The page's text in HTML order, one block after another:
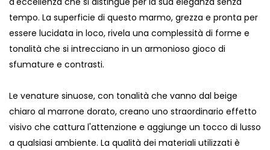
tempo. La superficie di questo marmo, grezza e pronta per
essere lucidata in loco, rivela una complessità di forme e
tonalità che si intrecciano in un armonioso gioco di
sfumature e contrasti.
Le venature sinuose, con tonalità che vanno dal beige
chiaro al marrone dorato, creano uno straordinario effetto
visivo che cattura l'attenzione e aggiunge un tocco di lusso
a qualsiasi ambiente. La qualità dei materiali utilizzati è